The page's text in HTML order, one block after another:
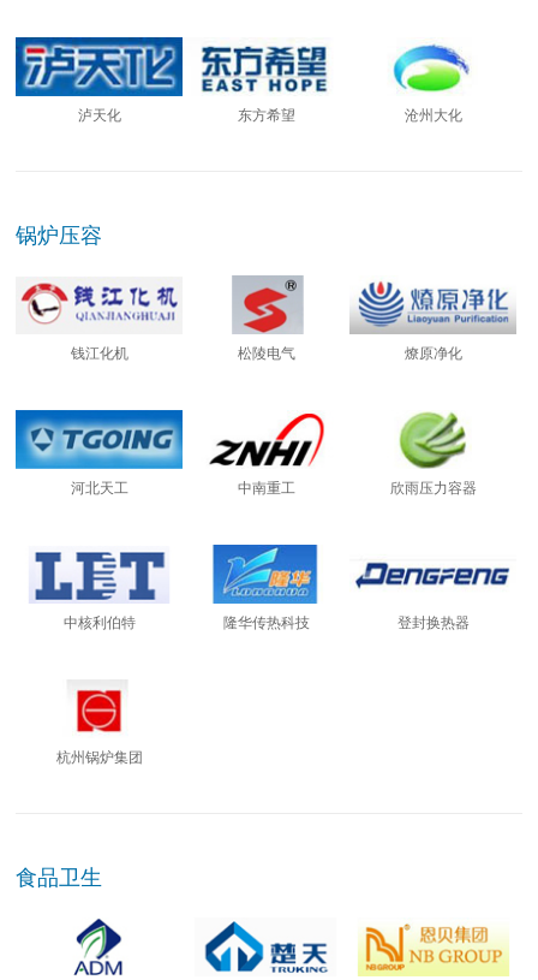
泸天化 东方希望 沧州大化
锅炉压容
钱江化机 松陵电气 燎原净化
河北天工 中南重工 欣雨压力容器
中核利伯特 隆华传热科技 登封换热器
杭州锅炉集团
食品卫生